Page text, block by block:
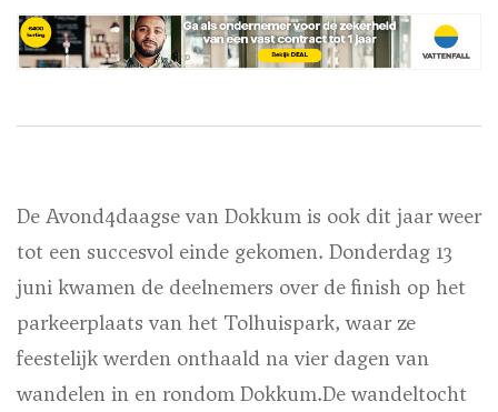
De Avond4daagse van Dokkum is ook dit jaar weer
tot een succesvol einde gekomen. Donderdag 13
juni kwamen de deelnemers over de finish op het
parkeerplaats van het Tolhuispark, waar ze
feestelijk werden onthaald na vier dagen van
wandelen in en rondom Dokkum.De wandeltocht